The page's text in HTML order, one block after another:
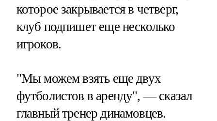
которое закрывается в четверг,
клуб подпишет еще несколько
игроков.
"Мы можем взять еще двух
футболистов в аренду", — сказал
главный тренер динамовцев.